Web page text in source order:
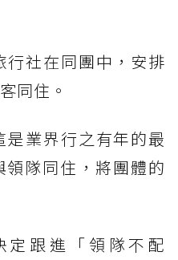
行社在同團中，安排
同住。
業界行之有年的最
隊同住，將團體的
跟進「領隊不配